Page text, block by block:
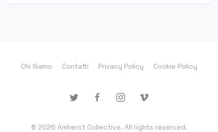
Chi Siamo Contatti Privacy Policy Cookie Policy
© 2026 Amherst Collective. All rights reserved.